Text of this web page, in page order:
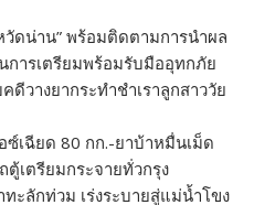
ดน่าน” พร้อมติดตามการนำผล
การเตรียมพร้อมรับมืออุทกภัย
วางยากระทำชำเราลูกสาววัย
ซ์เฉียด 80 กก.-ยาบ้าหมื่นเม็ด
ตู้เตรียมกระจายทั่วกรุง
ลักท่วม เร่งระบายสู่แม่น้ำโขง